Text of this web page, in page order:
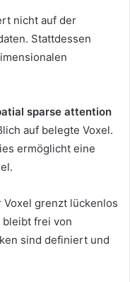
nicht auf der
Stattdessen
sparse attention
auf belegte Voxel.
ermöglicht eine
grenzt lückenlos
bleibt frei von
sind definiert und